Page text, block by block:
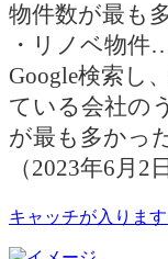
物件数が最も
・リノベ物
Google検索し
ている会社の
が最も多かっ
（2023年6月2
キャッチが入りま